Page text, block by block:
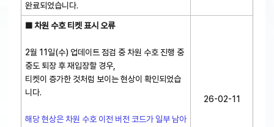
완료되었습니다.
■ 차원 수호 티켓 표시 오류
2월 11일(수) 업데이트 점검 중 차원 수호 진행 중
중도 퇴장 후 재입장할 경우,
티켓이 증가한 것처럼 보이는 현상이 확인되었습
니다.
해당 현상은 차원 수호 이전 버전 코드가 일부 남아
26-02-11